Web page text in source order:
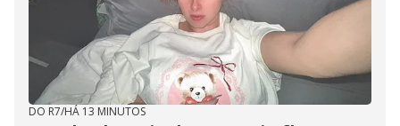
DO R7/HÁ 13 MINUTOS